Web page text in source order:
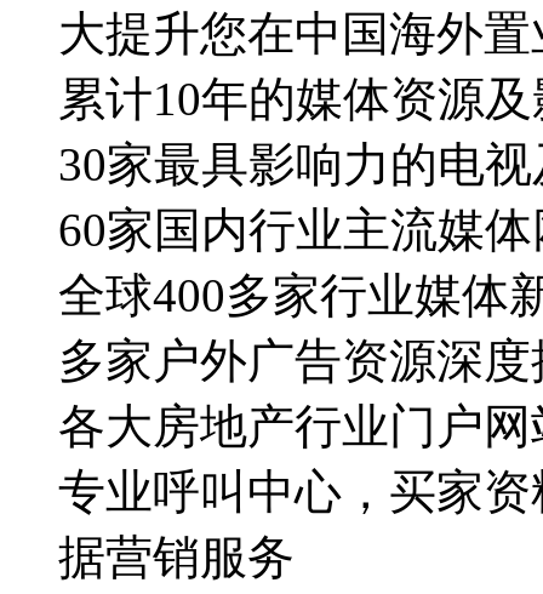
大提升您在中国海外
累计10年的媒体资源
30家最具影响力的电
60家国内行业主流媒
全球400多家行业媒体
多家户外广告资源深
各大房地产行业门户
专业呼叫中心，买家
据营销服务